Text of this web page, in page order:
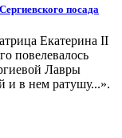
посада
Екатерина II
повелевалось
Лавры
и в нем ратушу...».